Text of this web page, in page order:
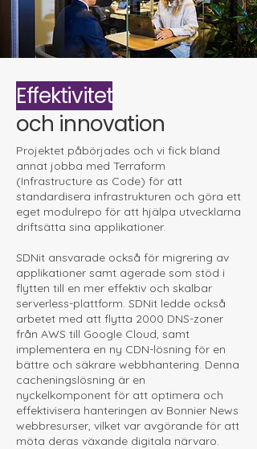
Effektivitet
och innovation
Projektet påbörjades och vi fick bland
annat jobba med Terraform
(Infrastructure as Code) för att
standardisera infrastrukturen och göra ett
eget modulrepo för att hjälpa utvecklarna
driftsätta sina applikationer.
SDNit ansvarade också för migrering av
applikationer samt agerade som stöd i
flytten till en mer effektiv och skalbar
serverless-plattform. SDNit ledde också
arbetet med att flytta 2000 DNS-zoner
från AWS till Google Cloud, samt
implementera en ny CDN-lösning för en
bättre och säkrare webbhantering. Denna
cacheningslösning är en
nyckelkomponent för att optimera och
effektivisera hanteringen av Bonnier News
webbresurser, vilket var avgörande för att
möta deras växande digitala närvaro.